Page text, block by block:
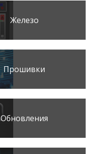
Железо
Прошивки
Обновления